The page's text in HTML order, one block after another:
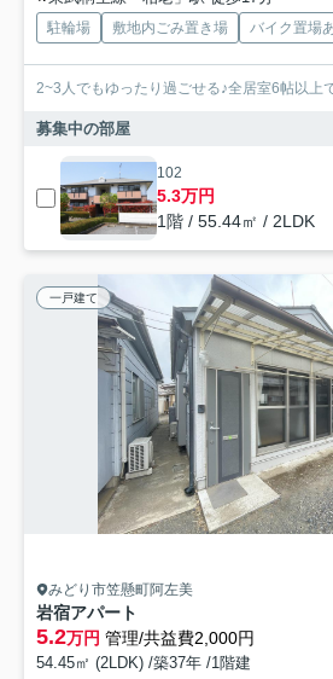
駐輪場 敷地内ごみ置き場 バイク置場
2~3人でもゆったり過ごせる♪全居室6帖以上
募集中の部屋
102
5.3万円
1階 / 55.44㎡ / 2LDK
一戸建て
みどり市笠懸町阿左美
岩宿アパート
5.2万円 管理/共益費2,000円
54.45㎡ (2LDK) /築37年 /1階建